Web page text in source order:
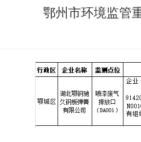
鄂州市环境监管